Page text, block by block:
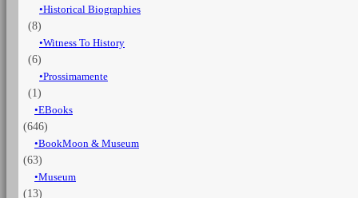
Historical Biographies
(8)
Witness To History
(6)
Prossimamente
(1)
EBooks
(646)
BookMoon & Museum
(63)
Museum
(13)